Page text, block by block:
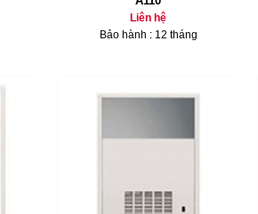
Liên hệ
Bảo hành : 12 tháng